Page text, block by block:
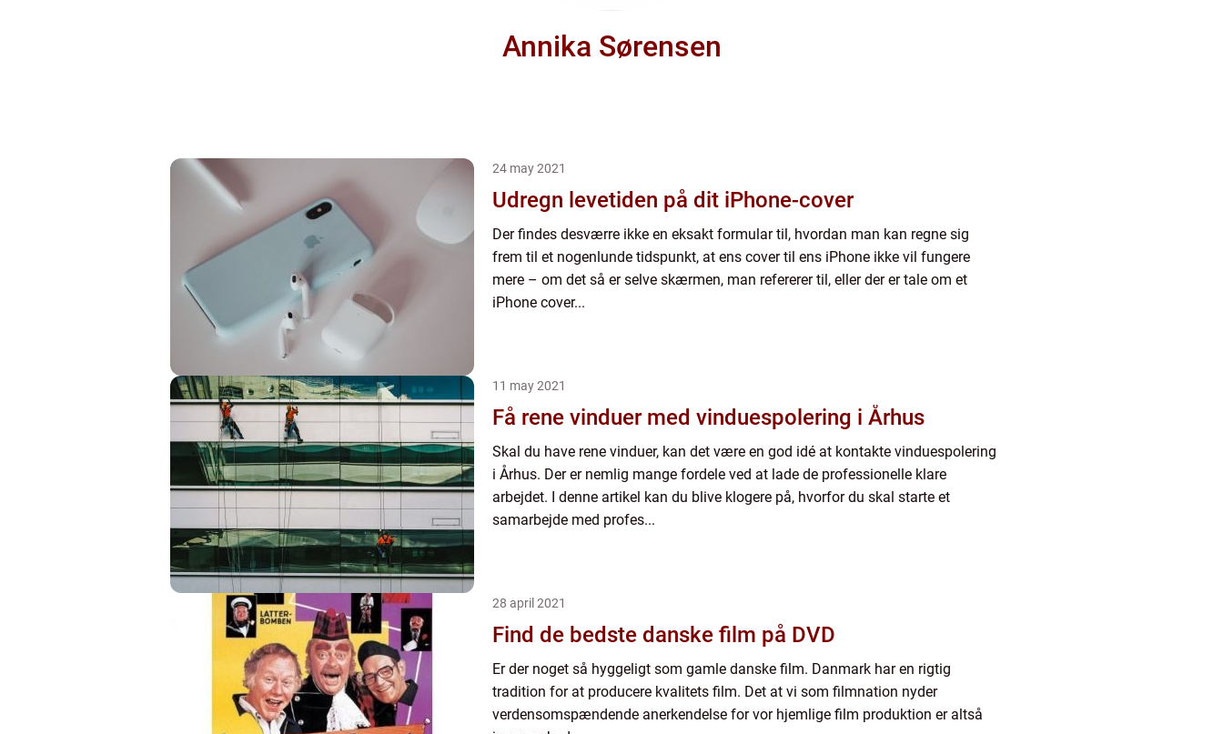
Annika Sørensen
24 may 2021
Udregn levetiden på dit iPhone-cover
Der findes desværre ikke en eksakt formular til, hvordan man kan regne sig
frem til et nogenlunde tidspunkt, at ens cover til ens iPhone ikke vil fungere
mere – om det så er selve skærmen, man refererer til, eller der er tale om et
iPhone cover...
11 may 2021
Få rene vinduer med vinduespolering i Århus
Skal du have rene vinduer, kan det være en god idé at kontakte vinduespolering
i Århus. Der er nemlig mange fordele ved at lade de professionelle klare
arbejdet. I denne artikel kan du blive klogere på, hvorfor du skal starte et
samarbejde med profes...
28 april 2021
Find de bedste danske film på DVD
Er der noget så hyggeligt som gamle danske film. Danmark har en rigtig
tradition for at producere kvalitets film. Det at vi som filmnation nyder
verdensomspændende anerkendelse for vor hjemlige film produktion er altså